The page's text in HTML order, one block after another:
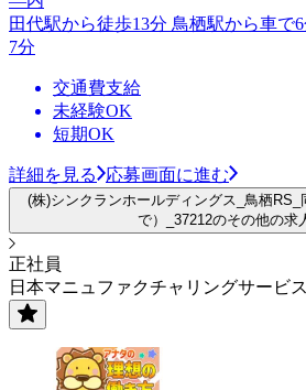
田代駅から徒歩13分 鳥栖駅から車で
7分
交通費支給
未経験OK
短期OK
詳細を見る 応募画面に進む
(株)シンクランホールディングス_鳥栖RS_
で）_37212のその他の求
正社員
日本マニュファクチャリングサービ